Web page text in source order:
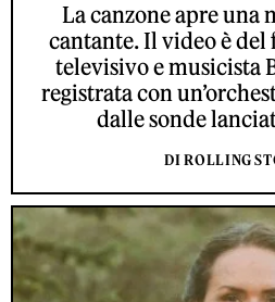
La canzone apre una
cantante. Il video è
televisivo e musicista
registrata con
dalle sonde
DI ROLLING